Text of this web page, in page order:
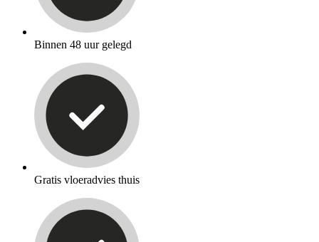
Binnen 48 uur gelegd
Gratis vloeradvies thuis